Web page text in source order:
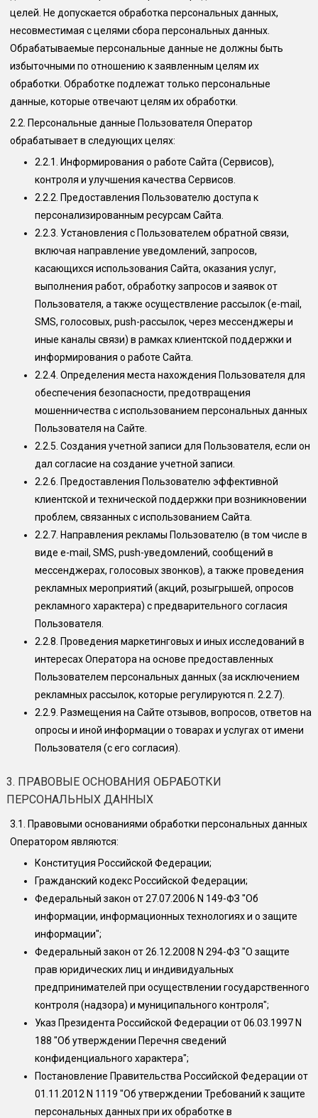
целей. Не допускается обработка персональных данных,
несовместимая с целями сбора персональных данных.
Обрабатываемые персональные данные не должны быть
избыточными по отношению к заявленным целям их
обработки. Обработке подлежат только персональные
данные, которые отвечают целям их обработки.
2.2. Персональные данные Пользователя Оператор
обрабатывает в следующих целях:
2.2.1.
Информирования о работе Сайта (Сервисов),
контроля и улучшения качества Сервисов.
2.2.2. Предоставления Пользователю доступа к
персонализированным ресурсам Сайта.
2.2.3. Установления с Пользователем обратной связи,
включая направление уведомлений, запросов,
касающихся использования Сайта, оказания услуг,
выполнения работ, обработку запросов и заявок от
Пользователя, а также осуществление рассылок (e-mail,
SMS, голосовых, push-рассылок, через мессенджеры и
иные каналы связи) в рамках клиентской поддержки и
информирования о работе Сайта.
2.2.4. Определения места нахождения Пользователя для
обеспечения безопасности, предотвращения
мошенничества с использованием персональных данных
Пользователя на Сайте.
2.2.5. Создания учетной записи для Пользователя, если он
дал согласие на создание учетной записи.
2.2.6. Предоставления Пользователю эффективной
клиентской и технической поддержки при возникновении
проблем, связанных с использованием Сайта.
2.2.7. Направления рекламы Пользователю (в том числе в
виде e-mail, SMS, push-уведомлений, сообщений в
мессенджерах, голосовых звонков), а также проведения
рекламных мероприятий (акций, розыгрышей, опросов
рекламного характера) с предварительного согласия
Пользователя.
2.2.8. Проведения маркетинговых и иных исследований в
интересах Оператора на основе предоставленных
Пользователем персональных данных (за исключением
рекламных рассылок, которые регулируются п. 2.2.7).
2.2.9. Размещения на Сайте отзывов, вопросов, ответов на
опросы и иной информации о товарах и услугах от имени
Пользователя (с его согласия).
3. ПРАВОВЫЕ ОСНОВАНИЯ ОБРАБОТКИ
ПЕРСОНАЛЬНЫХ ДАННЫХ
3.1.
Правовыми основаниями обработки персональных данных
Оператором являются:
Конституция Российской Федерации;
Гражданский кодекс Российской Федерации;
Федеральный закон от 27.07.2006 N 149-ФЗ "Об
информации, информационных технологиях и о защите
информации";
Федеральный закон от 26.12.2008 N 294-ФЗ "О защите
прав юридических лиц и индивидуальных
предпринимателей при осуществлении государственного
контроля (надзора) и муниципального контроля";
Указ Президента Российской Федерации от 06.03.1997 N
188 "Об утверждении Перечня сведений
конфиденциального характера";
Постановление Правительства Российской Федерации от
01.11.2012 N 1119 "Об утверждении Требований к защите
персональных данных при их обработке в